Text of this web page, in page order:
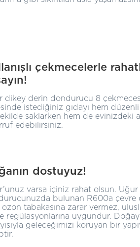
çekmecelerle
dikey derin dondurucu 8
istediğiniz gıdayı hem
saklarken hem de evinizdeki
edebilirsiniz.
dostuyuz!
varsa içiniz rahat olsun. Uğur
bulunan R600a çevre
ozon tabakasına zarar vermez,
regülasyonlarına uygundur.
geleceğimizi koruyan bir